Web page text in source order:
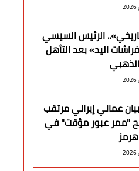
الرئيس السيسي
اليد» بعد التأهل
عماني إيراني مرتقب
"ممر عبور مؤقت" في